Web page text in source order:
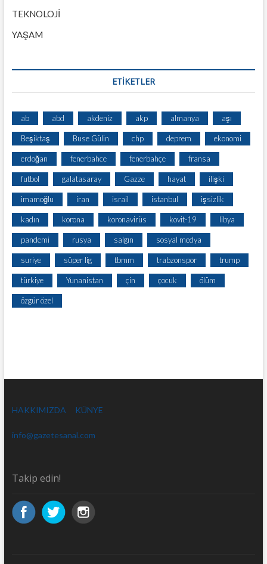
TEKNOLOJİ
YAŞAM
ETİKETLER
ab abd akdeniz akp almanya aşı
Beşiktaş Buse Gülin chp deprem ekonomi
erdoğan fenerbahce fenerbahçe fransa
futbol galatasaray Gazze hayat ilişki
imamoğlu iran israil istanbul işsizlik
kadın korona koronavirüs kovit-19 libya
pandemi rusya salgın sosyal medya
suriye süper lig tbmm trabzonspor trump
türkiye Yunanistan çin çocuk ölüm
özgür özel
HAKKIMIZDA KÜNYE
info@gazetesanal.com
Takip edin!